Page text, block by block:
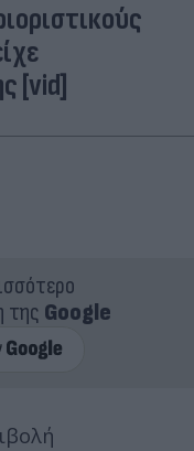
[vid]
της Google